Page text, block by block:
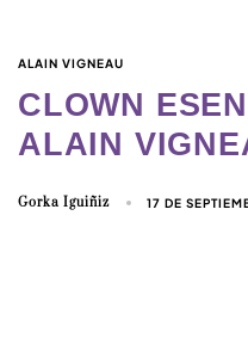
ALAIN VIGNEAU
CLOWN
ALAIN
Gorka Iguiñiz 17 DE